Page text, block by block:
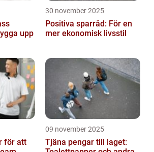
upp
30 november 2025
Positiva sparråd: För en
mer ekonomisk livsstil
för att
09 november 2025
Tjäna pengar till laget: